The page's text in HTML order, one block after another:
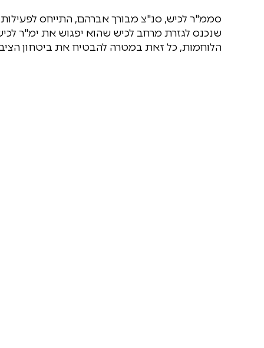
סממ"ר לכיש, סנ"צ מבורך אברהם, התייחס
שנכנס לגזרת מרחב לכיש שהוא יפגוש את ימ"ר
הלוחמות, כל זאת במטרה להבטיח את ביטחון